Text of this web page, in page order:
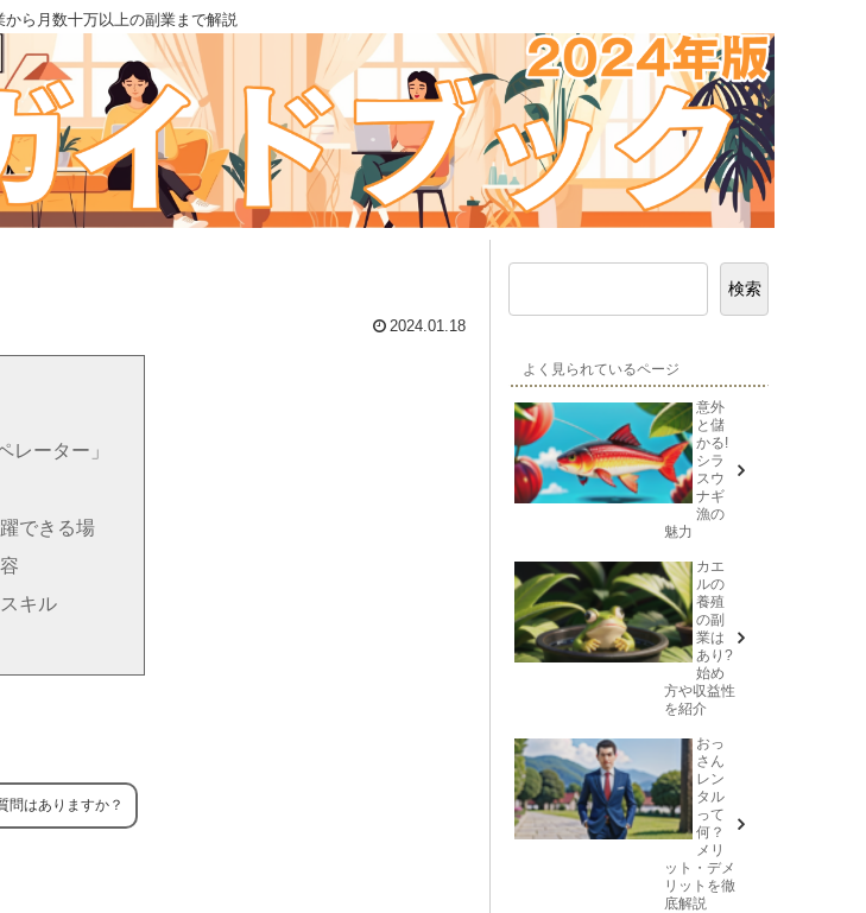
から月数十万以上の副業まで解説
2024.01.18
レーター」
できる場
キル
問はありますか？
検索
よく見られているページ
意外
と儲
かる!
シラ
スウ
ナギ
漁の
魅力
カエ
ルの
養殖
の副
業は
あり?
始め
方や収益性
を紹介
おっ
さん
レン
タル
って
何？
メリ
ット・デメ
リットを徹
底解説